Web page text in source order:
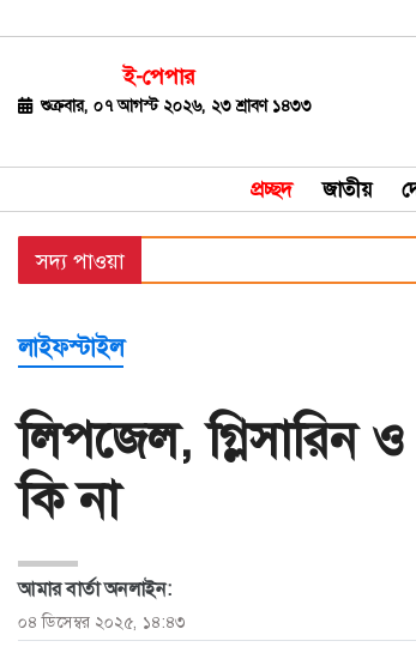
ই-পেপার
শুক্রবার, ০৭ আগস্ট ২০২৬, ২৩ শ্রাবণ ১৪৩৩
প্রচ্ছদ জাতীয়
জাতীয়
রাজনীতি
বিশ্ব
বাণিজ্য
বিনোদন
খেলাধুলা
ধর্ম
ও
জীবন
সদ্য পাওয়া
লাইফস্টাইল
লিপজেল, গ্লিসারিন
কি না
আমার বার্তা অনলাইন:
০৪ ডিসেম্বর ২০২৫, ১৪:৪৩